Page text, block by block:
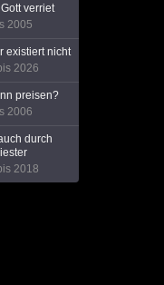
verriet
2005
existiert nicht
2026
preisen?
2006
durch
2018